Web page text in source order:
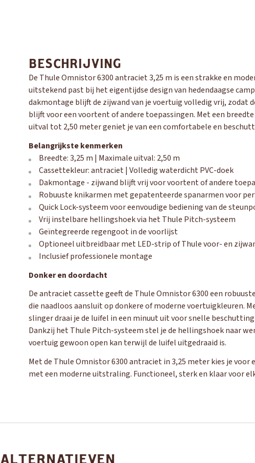
BESCHRIJVING
De Thule Omnistor 6300 antraciet 3,25 m is een strakke en
uitstekend past bij het eigentijdse design van hedendaagse
dakmontage blijft de zijwand van je voertuig volledig vrij, zodat
blijft voor een voortent of andere toepassingen. Met een breedte
uitval tot 2,50 meter geniet je van een comfortabele en
Belangrijkste kenmerken
Breedte: 3,25 m | Maximale uitval: 2,50 m
Cassettekleur: antraciet | Volledig waterdicht PVC-doek
Dakmontage - zijwand blijft vrij voor voortent of andere
Robuuste knikarmen met gepatenteerde spanarmen voor
Quick Lock-systeem voor eenvoudige bediening van de
Vrij instelbare hellingshoek via het Thule Pitch-systeem
Geïntegreerde regengoot in de voorlijst
Optioneel uitbreidbaar met LED-strip of Thule voor- en
Inclusief professionele montage
Donker en doordacht
De antraciet cassette geeft de Thule Omnistor 6300 een
die naadloos aansluit op donkere of moderne voertuigkleuren.
slinger draai je de luifel in een minuut uit voor snelle
Dankzij het Thule Pitch-systeem stel je de hellingshoek naar
voertuig gewoon open kan terwijl de luifel uitgedraaid is.
Met de Thule Omnistor 6300 antraciet in 3,25 meter kies je
met een moderne uitstraling. Functioneel, sterk en klaar voor
ALTERNATIEVEN